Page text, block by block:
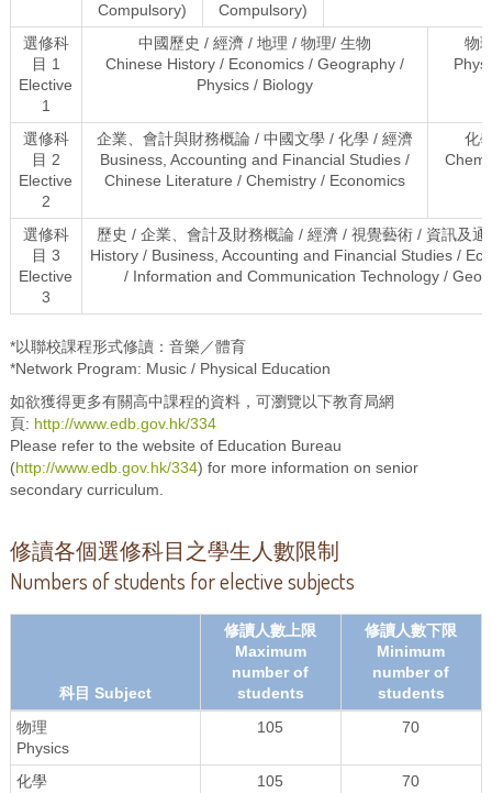
Compulsory)
Compulsory)
選修科
目 1
Elective
1
中國歷史 / 經濟 / 地理 / 物理/ 生物
Chinese History / Economics / Geography /
Physics / Biology
物
選修科
目 2
Elective
2
企業、會計與財務概論 / 中國文學 / 化學 / 經濟
Business, Accounting and Financial Studies /
Chinese Literature / Chemistry / Economics
化
選修科
目 3
Elective
3
歷史 / 企業、會計及財務概論 / 經濟 / 視覺藝術 / 資訊及
History / Business, Accounting and Financial Studies /
/ Information and Communication Technology /
*以聯校課程形式修讀：音樂／體育
*Network Program: Music / Physical Education
如欲獲得更多有關高中課程的資料，可瀏覽以下教育局網
頁: http://www.edb.gov.hk/334
Please refer to the website of Education Bureau
(http://www.edb.gov.hk/334) for more information on senior
secondary curriculum.
修讀各個選修科目之學生人數限制
Numbers of students for elective subjects
科目 Subject
修讀人數上限
Maximum
number of
students
修讀人數下限
Minimum
number of
students
物理
Physics
105 70
化學
105 70